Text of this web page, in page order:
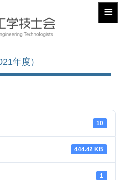
≡
年度）
10
444.42 KB
1